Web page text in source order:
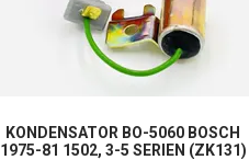
KONDENSATOR BO-5060 BOSCH
1975-81 1502, 3-5 SERIEN (ZK131)